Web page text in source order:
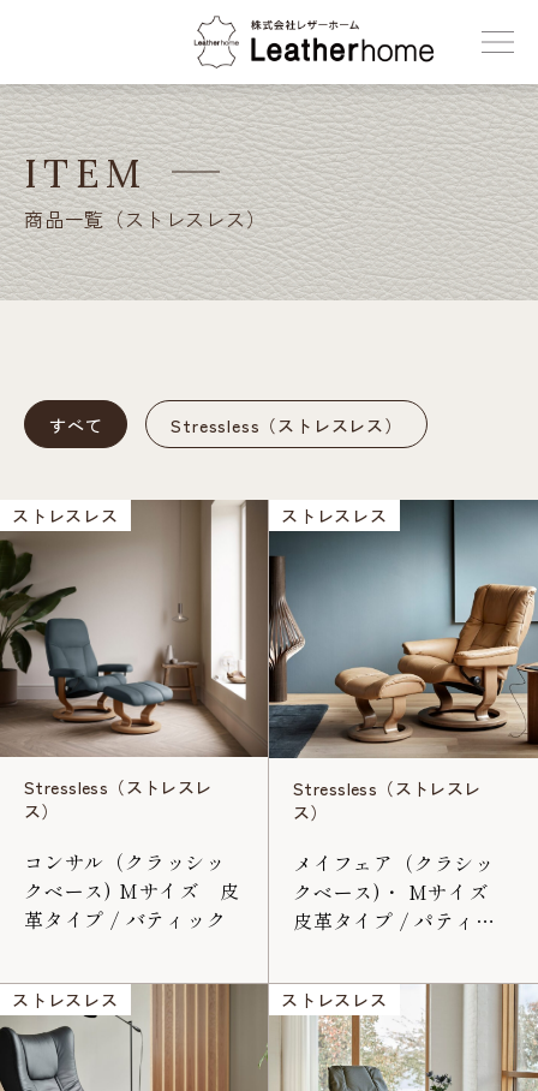
株式会社レザーホーム
ITEM
商品一覧（ストレスレス）
すべて Stressless（ストレスレス）
ストレスレス
Stressless（ストレスレ
ス）
コンサル（クラッシッ
クベース) Mサイズ 皮
革タイプ / バティック
ストレスレス
Stressless（ストレスレ
ス）
メイフェア（クラシッ
クベース)・ Mサイズ
皮革タイプ / パティッ
ストレスレス ストレスレス